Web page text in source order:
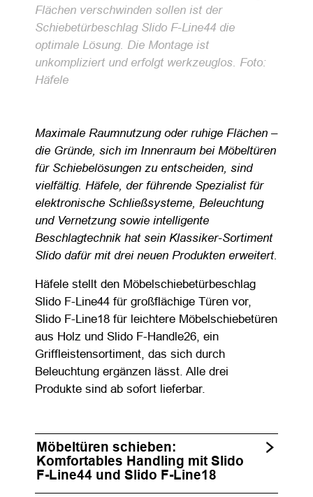
Flächen verschwinden sollen ist der
Schiebetürbeschlag Slido F-Line44 die
optimale Lösung. Die Montage ist
unkompliziert und erfolgt werkzeuglos. Foto:
Häfele
Maximale Raumnutzung oder ruhige Flächen –
die Gründe, sich im Innenraum bei Möbeltüren
für Schiebelösungen zu entscheiden, sind
vielfältig. Häfele, der führende Spezialist für
elektronische Schließsysteme, Beleuchtung
und Vernetzung sowie intelligente
Beschlagtechnik hat sein Klassiker-Sortiment
Slido dafür mit drei neuen Produkten erweitert.
Häfele stellt den Möbelschiebetürbeschlag
Slido F-Line44 für großflächige Türen vor,
Slido F-Line18 für leichtere Möbelschiebetüren
aus Holz und Slido F-Handle26, ein
Griffleistensortiment, das sich durch
Beleuchtung ergänzen lässt. Alle drei
Produkte sind ab sofort lieferbar.
Möbeltüren schieben:
Komfortables Handling mit Slido
F-Line44 und Slido F-Line18